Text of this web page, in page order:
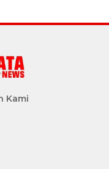
Kami